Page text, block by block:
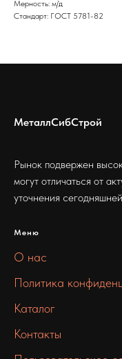
Мерность: м/д
Стандарт: ГОСТ 5781-82
МеталлСибСтрой
Рынок подвержен
могут отличаться от
уточнения
Меню
О нас
Политика
Каталог
Контакты